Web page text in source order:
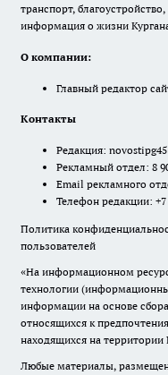
транспорт,
информация о жизни
О компании:
Главный редактор
Контакты
Редакция:
Рекламный отдел: 8
Email рекламного
Телефон редакции: +7
Политика
пользователей
«На информационном
технологии
информации на основе
относящихся к
находящихся на
Любые материалы,